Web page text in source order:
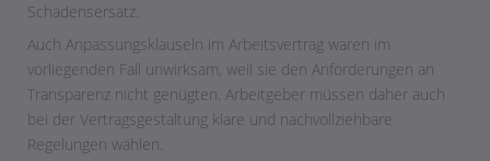
Schadensersatz.
Auch Anpassungsklauseln im Arbeitsvertrag waren im
vorliegenden Fall unwirksam, weil sie den Anforderungen an
Transparenz nicht genügten. Arbeitgeber müssen daher auch
bei der Vertragsgestaltung klare und nachvollziehbare
Regelungen wählen.